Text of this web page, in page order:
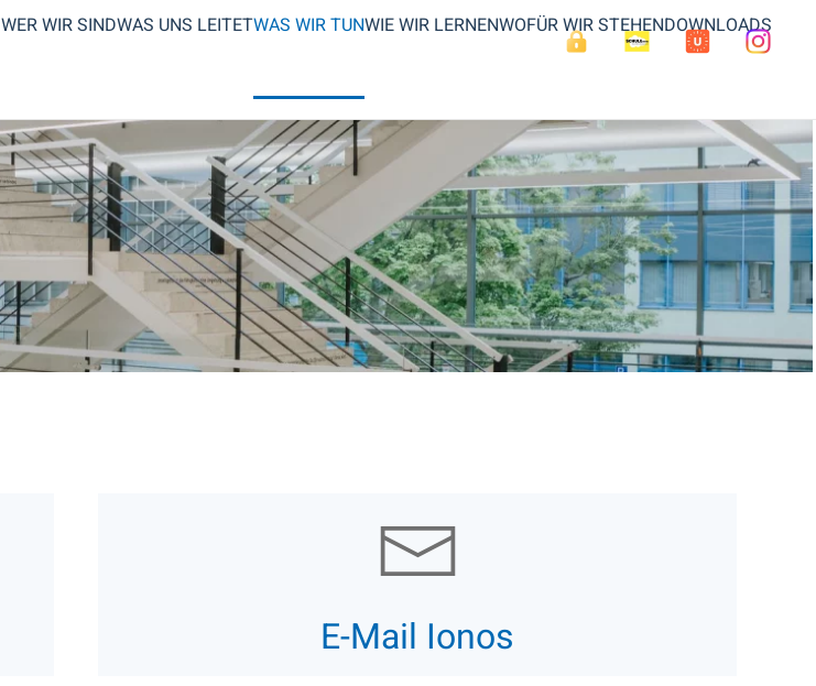
WER WIR SINDWAS UNS LEITETWAS WIR TUNWIE WIR LERNENWOFÜR WIR STEHENDOWNLOADS
E-Mail Ionos